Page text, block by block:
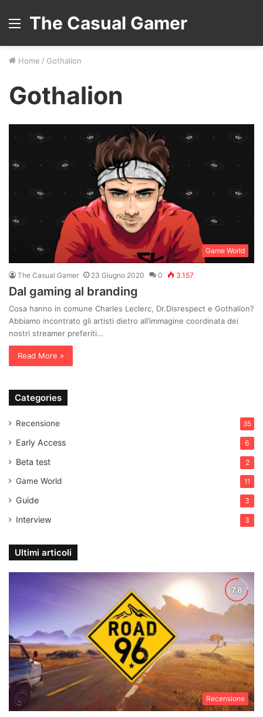
The Casual Gamer
Home / Gothalion
Gothalion
Game World
The Casual Gamer 23 Giugno 2020 0 3.157
Dal gaming al branding
Cosa hanno in comune Charles Leclerc, Dr.Disrespect e Gothalion?
Abbiamo incontrato gli artisti dietro all’immagine coordinata dei
nostri streamer preferiti…
Read More »
Categories
Recensione 35
Early Access 6
Beta test 2
Game World 11
Guide 3
Interview 3
Ultimi articoli
Recensione